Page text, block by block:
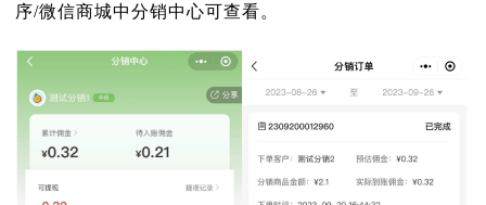
序/微信商城中分销中心可查看。